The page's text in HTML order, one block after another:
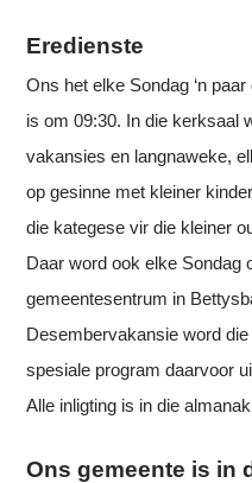
Eredienste
Ons het elke Sondag ‘n
is om 09:30. In die kerksaal
vakansies en langnaweke,
op gesinne met kleiner
die kategese vir die kleiner
Daar word ook elke Sondag
gemeentesentrum in
Desembervakansie word
spesiale program daarvoor
Alle inligting is in die
Ons gemeente is in